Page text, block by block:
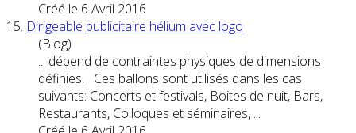
Créé le 6 Avril 2016
15. Dirigeable publicitaire hélium avec logo
(Blog)
... dépend de contraintes physiques de dimensions
définies. Ces ballons sont utilisés dans les cas
suivants: Concerts et festivals, Boites de nuit, Bars,
Restaurants, Colloques et séminaires, ...